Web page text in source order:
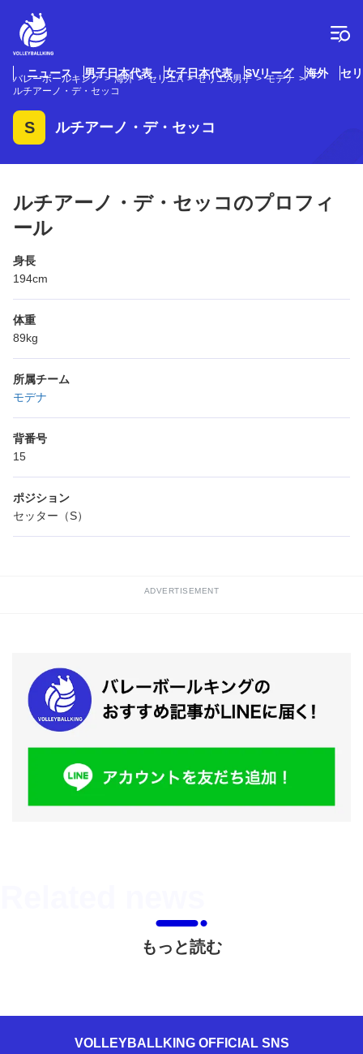
ニュース 男子日本代表 女子日本代表 SVリーグ 海外 セ
バレーボールキング 海外 セリエA セリエA男子
モデナ
ルチアーノ・デ・セッコ
S ルチアーノ・デ・セッコ
ルチアーノ・デ・セッコのプロフィ
ール
身長
194cm
体重
89kg
所属チーム
モデナ
背番号
15
ポジション
セッター（S）
ADVERTISEMENT
もっと読む
VOLLEYBALLKING OFFICIAL SNS